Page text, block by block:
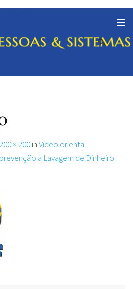
200 × 200inVídeo orienta
à Lavagem de Dinheiro